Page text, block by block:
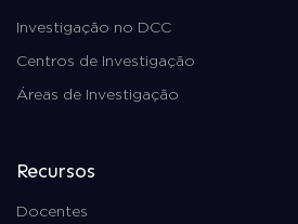
Investigação no DCC
Centros de Investigação
Áreas de Investigação
Recursos
Docentes